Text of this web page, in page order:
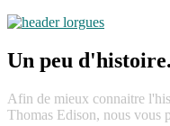
Un peu
Afin de mieux connaitre
Thomas Edison, nous vous